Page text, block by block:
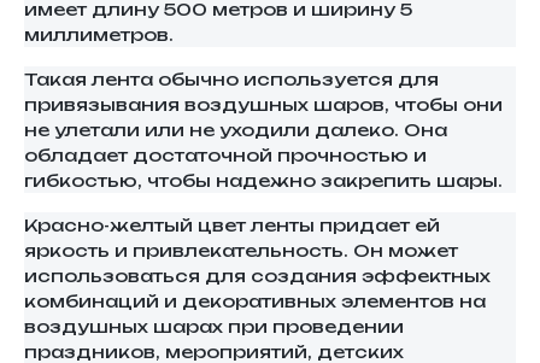
имеет длину 500 метров и ширину 5
миллиметров.
Такая лента обычно используется для
привязывания воздушных шаров, чтобы они
не улетали или не уходили далеко. Она
обладает достаточной прочностью и
гибкостью, чтобы надежно закрепить шары.
Красно-желтый цвет ленты придает ей
яркость и привлекательность. Он может
использоваться для создания эффектных
комбинаций и декоративных элементов на
воздушных шарах при проведении
праздников, мероприятий, детских